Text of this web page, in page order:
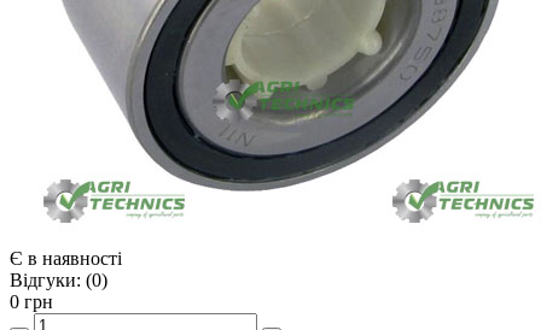
Є в наявності
Відгуки: (0)
0 грн